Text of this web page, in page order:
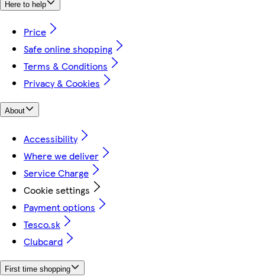
Here to help
Price
Safe online shopping
Terms & Conditions
Privacy & Cookies
About
Accessibility
Where we deliver
Service Charge
Cookie settings
Payment options
Tesco.sk
Clubcard
First time shopping